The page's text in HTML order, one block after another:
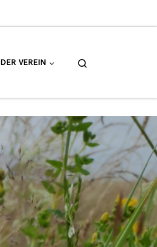
DER VEREIN